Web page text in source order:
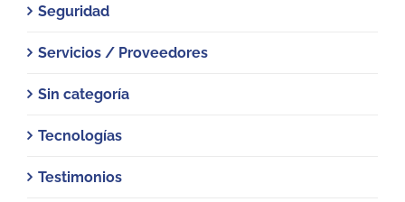
Seguridad
Servicios / Proveedores
Sin categoría
Tecnologías
Testimonios